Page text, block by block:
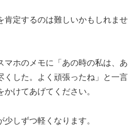
肯定するのは難しいかもしれませ
マホのメモに「あの時の私は、あ
くした。よく頑張ったね」と一言
けてあげてください。
しずつ軽くなります。